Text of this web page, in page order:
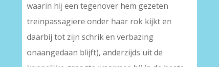
waarin hij een tegenover hem gezeten
treinpassagiere onder haar rok kijkt en
daarbij tot zijn schrik en verbazing
onaangedaan blijft), anderzijds uit de